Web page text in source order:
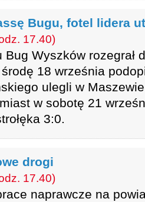
Bugu, fotel lidera
17.40)
Wyszków rozegrał
18 września
ulegli w
w sobotę 21
3:0.
drogi
17.40)
naprawcze na